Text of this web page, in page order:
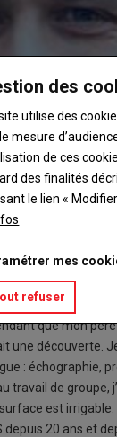
sur une ferme
que mon
une découverte.
: échographie,
travail de groupe,
est
20 ans et
des
utilise des
mesure
de ces
des finalités
le lien «
mes
refuser